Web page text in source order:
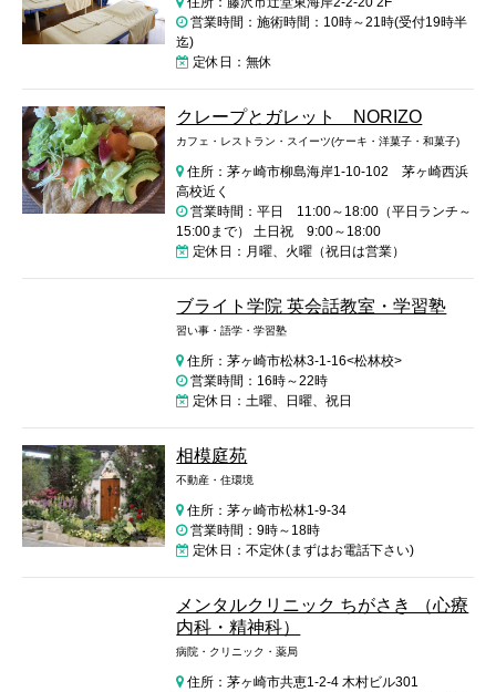
営業時間：施術時間：10時～21時(受付19時半
迄)
定休日：無休
クレープとガレット NORIZO
カフェ・レストラン・スイーツ(ケーキ・洋菓子・和菓子)
住所：茅ヶ崎市柳島海岸1-10-102 茅ヶ崎西浜
高校近く
営業時間：平日 11:00～18:00（平日ランチ～
15:00まで） 土日祝 9:00～18:00
定休日：月曜、火曜（祝日は営業）
ブライト学院 英会話教室・学習塾
習い事・語学・学習塾
住所：茅ヶ崎市松林3-1-16<松林校>
営業時間：16時～22時
定休日：土曜、日曜、祝日
相模庭苑
不動産・住環境
住所：茅ヶ崎市松林1-9-34
営業時間：9時～18時
定休日：不定休(まずはお電話下さい)
メンタルクリニック ちがさき （心療
内科・精神科）
病院・クリニック・薬局
住所：茅ヶ崎市共恵1-2-4 木村ビル301